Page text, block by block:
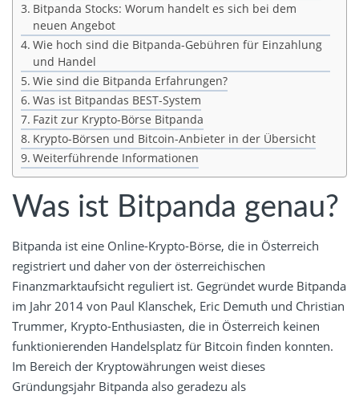
Bitpanda Stocks: Worum handelt es sich bei dem
neuen Angebot
Wie hoch sind die Bitpanda-Gebühren für Einzahlung
und Handel
Wie sind die Bitpanda Erfahrungen?
Was ist Bitpandas BEST-System
Fazit zur Krypto-Börse Bitpanda
Krypto-Börsen und Bitcoin-Anbieter in der Übersicht
Weiterführende Informationen
Was ist Bitpanda genau?
Bitpanda ist eine Online-Krypto-Börse, die in Österreich
registriert und daher von der österreichischen
Finanzmarktaufsicht reguliert ist. Gegründet wurde Bitpanda
im Jahr 2014 von Paul Klanschek, Eric Demuth und Christian
Trummer, Krypto-Enthusiasten, die in Österreich keinen
funktionierenden Handelsplatz für Bitcoin finden konnten.
Im Bereich der Kryptowährungen weist dieses
Gründungsjahr Bitpanda also geradezu als